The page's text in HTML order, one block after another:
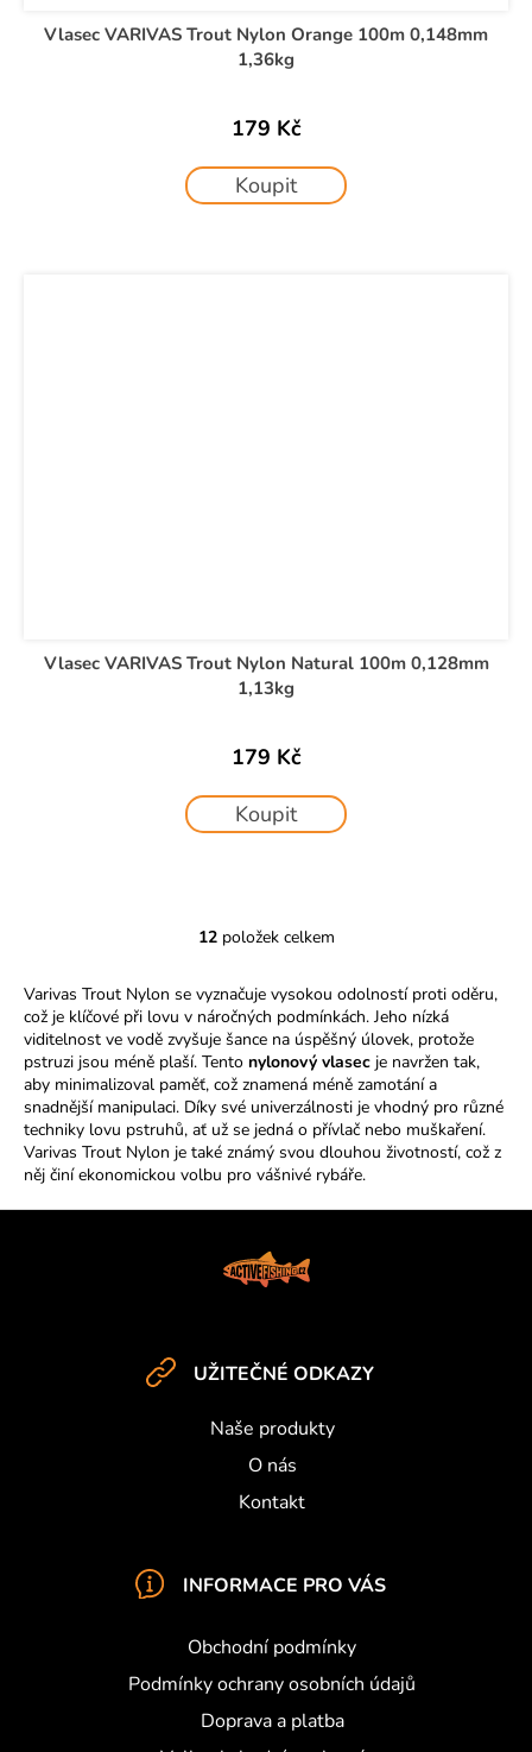
Vlasec VARIVAS Trout Nylon Orange 100m 0,148mm
1,36kg
179 Kč
Koupit
Vlasec VARIVAS Trout Nylon Natural 100m 0,128mm
1,13kg
179 Kč
Koupit
O
l
á
d
a
c
í
p
r
v
y
v
i
u
12položek celkem
Varivas Trout Nylon se vyznačuje vysokou odolností proti oděru,
což je klíčové při lovu v náročných podmínkách. Jeho nízká
viditelnost ve vodě zvyšuje šance na úspěšný úlovek, protože
pstruzi jsou méně plaší. Tento nylonový vlasec je navržen tak,
aby minimalizoval paměť, což znamená méně zamotání a
snadnější manipulaci. Díky své univerzálnosti je vhodný pro různé
techniky lovu pstruhů, ať už se jedná o přívlač nebo muškaření.
Varivas Trout Nylon je také známý svou dlouhou životností, což z
něj činí ekonomickou volbu pro vášnivé rybáře.
UŽITEČNÉ ODKAZY
Naše produkty
O nás
Kontakt
INFORMACE PRO VÁS
Obchodní podmínky
Podmínky ochrany osobních údajů
Doprava a platba